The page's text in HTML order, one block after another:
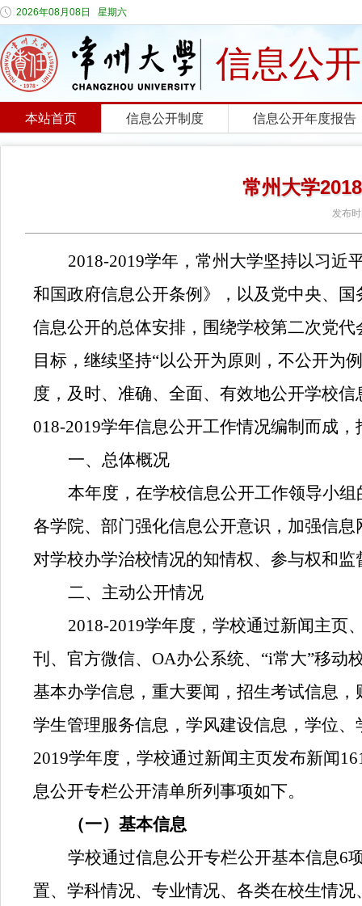
2026年08月08日 星期六
信息公开
本站首页 信息公开制度 信息公开年度报告
常州大学
发布
2018-2019学年， 常州大学坚持以习近
和国政府信息公开条例》，以及党中央、
信息公开的总体安排，围绕学校第二次党代
目标，继续坚持“以公开为原则，不公开为
度，及时、准确、全面、有效地公开学校
018-2019学年信息公开工作情况编制而成
一、总体概况
本年度，在学校信息公开工作领导小
各学院、部门强化信息公开意识，加强信
对学校办学治校情况的知情权、参与权和
二、主动公开情况
2018-2019学年度，学校通过新闻主页
刊、官方微信、 OA办公系统、“i常大”移动
基本办学信息，重大要闻，招生考试信息
学生管理服务信息，学风建设信息，学位
2019学年度，学校通过新闻主页发布新闻
息公开专栏公开清单所列事项如下。
（一）基本信息
学校通过信息公开专栏公开基本信息6
置、学科情况、专业情况、各类在校生情